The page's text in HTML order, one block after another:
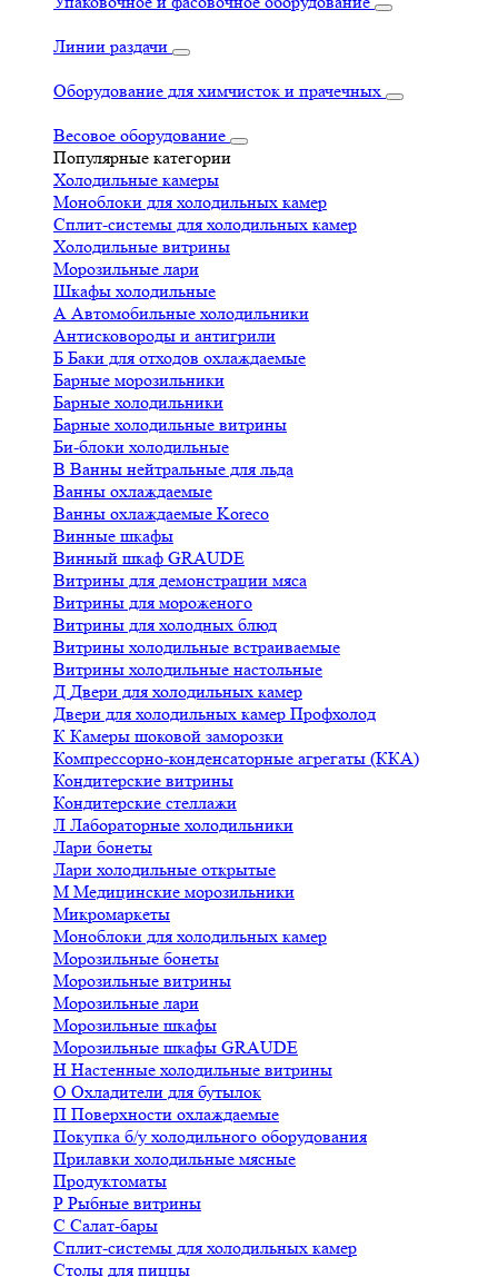
Линии раздачи
Оборудование для химчисток и прачечных
Весовое оборудование
Популярные категории
Холодильные камеры
Моноблоки для холодильных камер
Сплит-системы для холодильных камер
Холодильные витрины
Морозильные лари
Шкафы холодильные
А Автомобильные холодильники
Антисковороды и антигрили
Б Баки для отходов охлаждаемые
Барные морозильники
Барные холодильники
Барные холодильные витрины
Би-блоки холодильные
В Ванны нейтральные для льда
Ванны охлаждаемые
Ванны охлаждаемые Koreco
Винные шкафы
Винный шкаф GRAUDE
Витрины для демонстрации мяса
Витрины для мороженого
Витрины для холодных блюд
Витрины холодильные встраиваемые
Витрины холодильные настольные
Д Двери для холодильных камер
Двери для холодильных камер Профхолод
К Камеры шоковой заморозки
Компрессорно-конденсаторные агрегаты (ККА)
Кондитерские витрины
Кондитерские стеллажи
Л Лабораторные холодильники
Лари бонеты
Лари холодильные открытые
М Медицинские морозильники
Микромаркеты
Моноблоки для холодильных камер
Морозильные бонеты
Морозильные витрины
Морозильные лари
Морозильные шкафы
Морозильные шкафы GRAUDE
Н Настенные холодильные витрины
О Охладители для бутылок
П Поверхности охлаждаемые
Покупка б/у холодильного оборудования
Прилавки холодильные мясные
Продуктоматы
Р Рыбные витрины
С Салат-бары
Сплит-системы для холодильных камер
Столы для пиццы